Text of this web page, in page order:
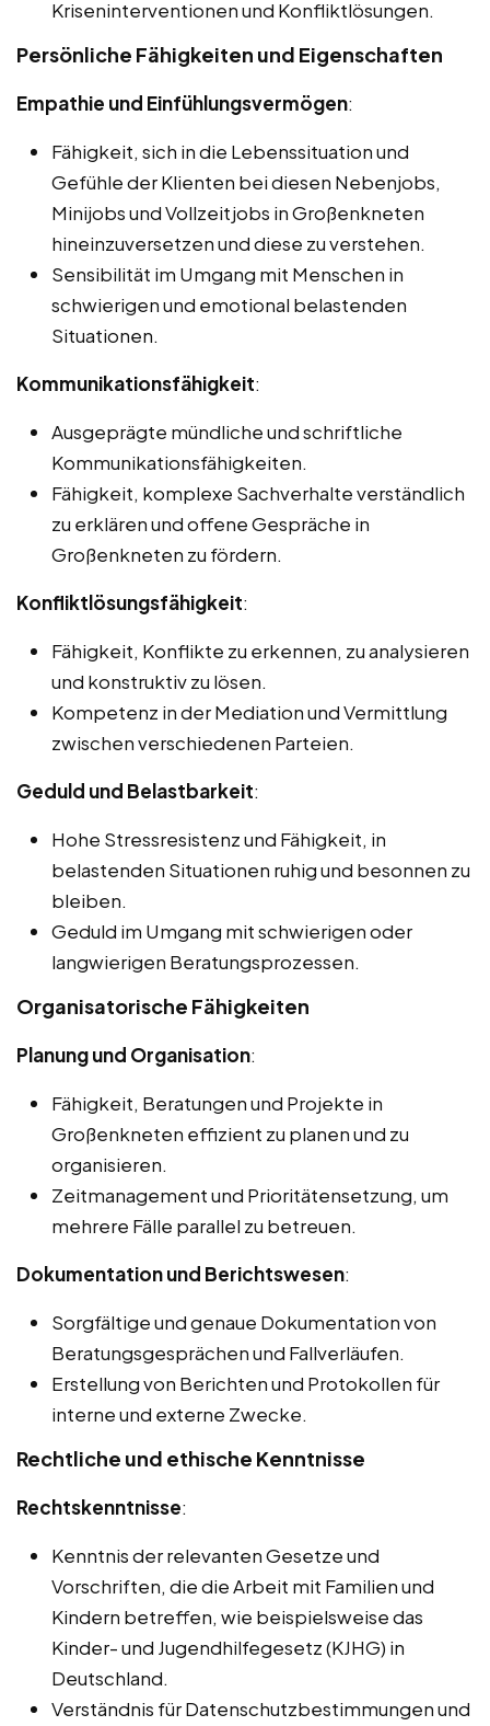
Kriseninterventionen und Konfliktlösungen.
Persönliche Fähigkeiten und Eigenschaften
Empathie und Einfühlungsvermögen:
Fähigkeit, sich in die Lebenssituation und
Gefühle der Klienten bei diesen Nebenjobs,
Minijobs und Vollzeitjobs in Großenkneten
hineinzuversetzen und diese zu verstehen.
Sensibilität im Umgang mit Menschen in
schwierigen und emotional belastenden
Situationen.
Kommunikationsfähigkeit:
Ausgeprägte mündliche und schriftliche
Kommunikationsfähigkeiten.
Fähigkeit, komplexe Sachverhalte verständlich
zu erklären und offene Gespräche in
Großenkneten zu fördern.
Konfliktlösungsfähigkeit:
Fähigkeit, Konflikte zu erkennen, zu analysieren
und konstruktiv zu lösen.
Kompetenz in der Mediation und Vermittlung
zwischen verschiedenen Parteien.
Geduld und Belastbarkeit:
Hohe Stressresistenz und Fähigkeit, in
belastenden Situationen ruhig und besonnen zu
bleiben.
Geduld im Umgang mit schwierigen oder
langwierigen Beratungsprozessen.
Organisatorische Fähigkeiten
Planung und Organisation:
Fähigkeit, Beratungen und Projekte in
Großenkneten effizient zu planen und zu
organisieren.
Zeitmanagement und Prioritätensetzung, um
mehrere Fälle parallel zu betreuen.
Dokumentation und Berichtswesen:
Sorgfältige und genaue Dokumentation von
Beratungsgesprächen und Fallverläufen.
Erstellung von Berichten und Protokollen für
interne und externe Zwecke.
Rechtliche und ethische Kenntnisse
Rechtskenntnisse:
Kenntnis der relevanten Gesetze und
Vorschriften, die die Arbeit mit Familien und
Kindern betreffen, wie beispielsweise das
Kinder- und Jugendhilfegesetz (KJHG) in
Deutschland.
Verständnis für Datenschutzbestimmungen und